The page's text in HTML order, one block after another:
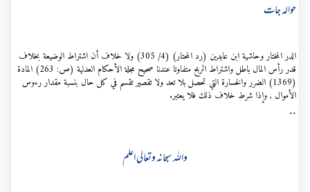
حوالہ جات
الدر المختار وحاشية ابن عابدين (رد المحتار) (4/ 305) ولا خلاف أن اشتراط الوضيعة بخلاف
قدر رأس المال باطل واشتراط الربح متفاوتا عندنا صحيح مجلة الأحكام العدلية (ص: 263) المادة
(1369) الضرر والخسارة التي تحصل بلا تعد ولا تقصير تقسم في كل حال بنسبة مقدار رءوس
الأموال , وإذا شرط خلاف ذلك فلا يعتبر.
..
واللہ سبحانہ وتعالی اعلم